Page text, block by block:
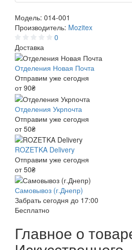
Модель: 014-001
Производитель: Mozitex
0
Доставка
Отделения Новая Почта
Отправим уже сегодня
от 90₴
Отделения Укрпочта
Отправим уже сегодня
от 50₴
ROZETKA Delivery
Отправим уже сегодня
от 50₴
Самовывоз (г.Днепр)
Забрать сегодня до 17:00
Бесплатно
Главное о